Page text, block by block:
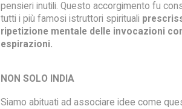
pensieri inutili. Questo accorgimento fu
tutti i più famosi istruttori spirituali
ripetizione mentale delle invocazioni
espirazioni.
NON SOLO INDIA
Siamo abituati ad associare idee come